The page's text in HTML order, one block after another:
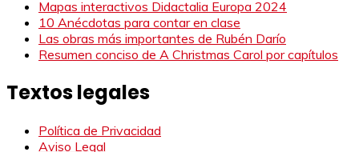
Mapas interactivos Didactalia Europa 2024
10 Anécdotas para contar en clase
Las obras más importantes de Rubén Darío
Resumen conciso de A Christmas Carol por capítulos
Textos legales
Política de Privacidad
Aviso Legal